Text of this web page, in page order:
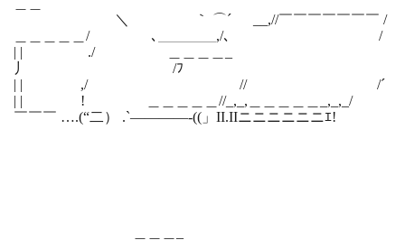
＼ ｀ ⌒´ __,//￣￣￣￣￣￣￣ /
＿＿＿＿＿/ ､＿＿＿＿,/、 /
| | ./ ＿＿＿＿_
丿 /ﾌ
| | ,/ // /´
| | ! ＿＿＿＿＿//_,_,＿＿＿＿＿_,_,_/
￣￣￣ ….(“二） .`――――-((」II.IIニニニニニニｴ!